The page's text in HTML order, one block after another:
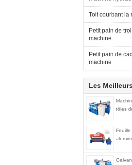
Toit courbant la
Petit pain de
machine
Petit pain de
machine
Les
tôles
Feuille